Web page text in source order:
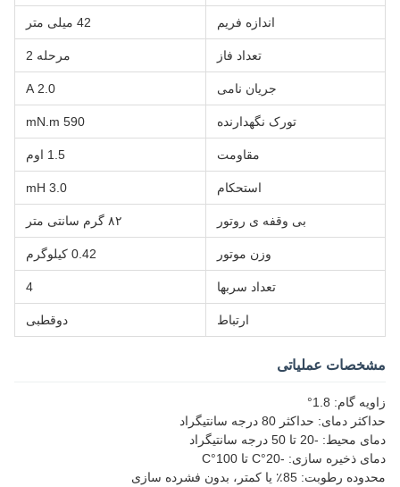
اندازه فریم 42 میلی متر
تعداد فاز مرحله 2
جریان نامی 2.0 A
تورک نگهدارنده 590 mN.m
مقاومت 1.5 اوم
استحکام 3.0 mH
بی وقفه ی روتور ۸۲ گرم سانتی متر
وزن موتور 0.42 کیلوگرم
تعداد سربها 4
ارتباط دوقطبی
مشخصات عملیاتی
زاویه گام: 1.8°
حداکثر دمای: حداکثر 80 درجه سانتیگراد
دمای محیط: -20 تا 50 درجه سانتیگراد
دمای ذخیره سازی: -20°C تا 100°C
محدوده رطوبت: 85٪ یا کمتر، بدون فشرده سازی